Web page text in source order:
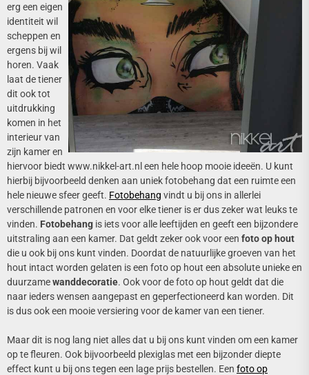
erg een eigen
identiteit wil
scheppen en
ergens bij wil
horen. Vaak
laat de tiener
dit ook tot
uitdrukking
komen in het
interieur van
zijn kamer en
hiervoor biedt www.nikkel-art.nl een hele hoop mooie ideeën. U kunt
hierbij bijvoorbeeld denken aan uniek fotobehang dat een ruimte een
hele nieuwe sfeer geeft. Fotobehang vindt u bij ons in allerlei
verschillende patronen en voor elke tiener is er dus zeker wat leuks te
vinden. Fotobehang is iets voor alle leeftijden en geeft een bijzondere
uitstraling aan een kamer. Dat geldt zeker ook voor een foto op hout
die u ook bij ons kunt vinden. Doordat de natuurlijke groeven van het
hout intact worden gelaten is een foto op hout een absolute unieke en
duurzamewanddecoratie. Ook voor de foto op hout geldt dat die
naar ieders wensen aangepast en geperfectioneerd kan worden. Dit
is dus ook een mooie versiering voor de kamer van een tiener.
Maar dit is nog lang niet alles dat u bij ons kunt vinden om een kamer
op te fleuren. Ook bijvoorbeeld plexiglas met een bijzonder diepte
effect kunt u bij ons tegen een lage prijs bestellen. Een foto op